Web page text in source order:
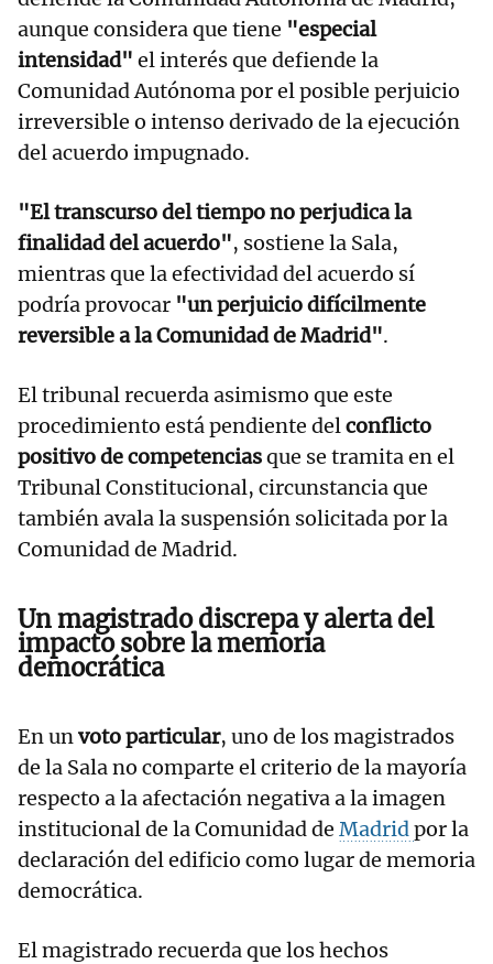
aunque considera que tiene "especial
intensidad" el interés que defiende la
Comunidad Autónoma por el posible perjuicio
irreversible o intenso derivado de la ejecución
del acuerdo impugnado.
"El transcurso del tiempo no perjudica la
finalidad del acuerdo", sostiene la Sala,
mientras que la efectividad del acuerdo sí
podría provocar "un perjuicio difícilmente
reversible a la Comunidad de Madrid".
El tribunal recuerda asimismo que este
procedimiento está pendiente delconflicto
positivo de competenciasque se tramita en el
Tribunal Constitucional, circunstancia que
también avala la suspensión solicitada por la
Comunidad de Madrid.
Un magistrado discrepa y alerta del
impacto sobre la memoria
democrática
En unvoto particular, uno de los magistrados
de la Sala no comparte el criterio de la mayoría
respecto a la afectación negativa a la imagen
institucional de la Comunidad de Madridpor la
declaración del edificio como lugar de memoria
democrática.
El magistrado recuerda que los hechos